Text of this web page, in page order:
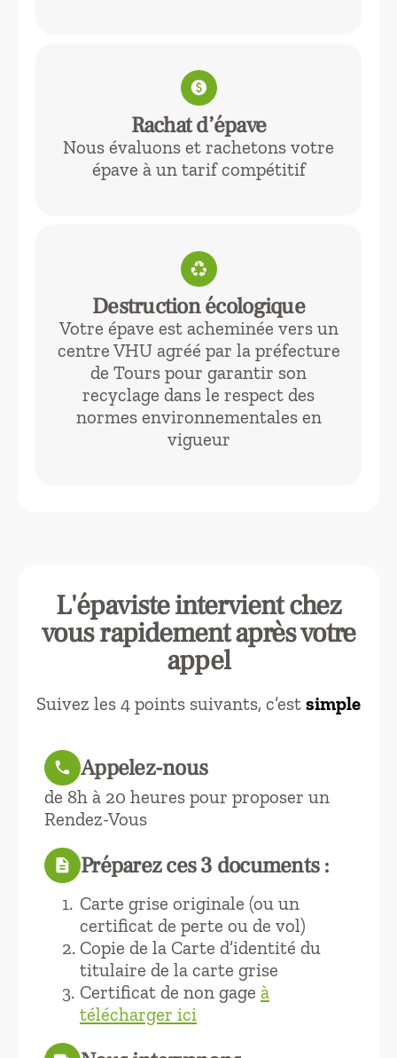
paid
Rachat d’épave
Nous évaluons et rachetons votre
épave à un tarif compétitif
recycling
Destruction écologique
Votre épave est acheminée vers un
centre VHU agréé par la préfecture
de Tours pour garantir son
recyclage dans le respect des
normes environnementales en
vigueur
L'épaviste intervient chez
vous rapidement après votre
appel
Suivez les 4 points suivants, c’est simple
call Appelez-nous
de 8h à 20 heures pour proposer un
Rendez-Vous
description Préparez ces 3 documents :
Carte grise originale (ou un
certificat de perte ou de vol)
Copie de la Carte d’identité du
titulaire de la carte grise
Certificat de non gage à
télécharger ici